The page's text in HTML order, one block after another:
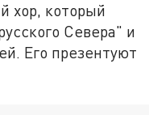
хор, который
Севера" и
Его презентуют